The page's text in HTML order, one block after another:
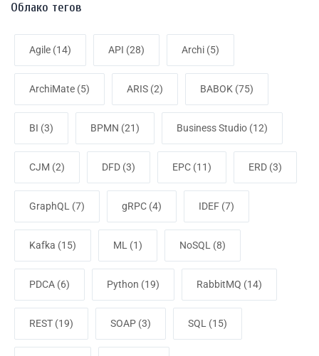
Облако тегов
Agile (14) API (28) Archi (5)
ArchiMate (5) ARIS (2) BABOK (75)
BI (3) BPMN (21) Business Studio (12)
CJM (2) DFD (3) EPC (11) ERD (3)
GraphQL (7) gRPC (4) IDEF (7)
Kafka (15) ML (1) NoSQL (8)
PDCA (6) Python (19) RabbitMQ (14)
REST (19) SOAP (3) SQL (15)